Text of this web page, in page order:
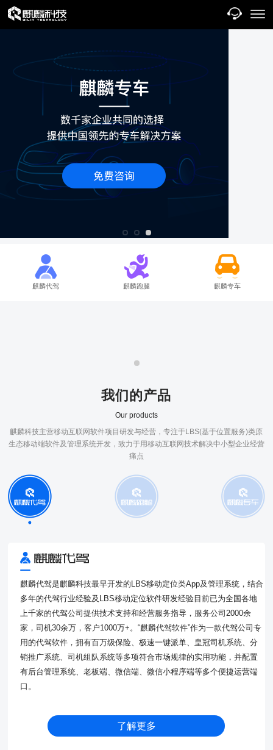
麒麟代驾 麒麟跑腿 麒麟专车
我们的产品
Our products
麒麟科技主营移动互联网软件项目研发与经营，专注于LBS(基于位置服务)类原
生态移动端软件及管理系统开发，致力于用移动互联网技术解决中小型企业经营
痛点
麒麟代驾是麒麟科技最早开发的LBS移动定位类App及管理系统，结合
多年的代驾行业经验及LBS移动定位软件研发经验目前已为全国各地
上千家的代驾公司提供技术支持和经营服务指导，服务公司2000余
家，司机30余万，客户1000万+。“麒麟代驾软件”作为一款代驾公司专
用的代驾软件，拥有百万级保险、极速一键派单、皇冠司机系统、分
销推广系统、司机组队系统等多项符合市场规律的实用功能，并配置
有后台管理系统、老板端、微信端、微信小程序端等多个便捷运营端
口。
了解更多